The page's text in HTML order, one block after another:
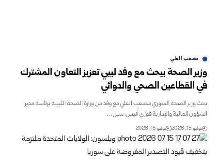
مصعب العلي
وزير الصحة يبحث مع وفد ليبي تعزيز التعاون المشترك
في ‏القطاعين الصحي والدوائي
بحث وزير الصحة السوري مصعب العلي مع وفد من وزارة ‏الصحة الليبية برئاسة مدير
الشؤون المالية والإدارية فوزي ‏أُنيس، سبل…
يوليو 15, 2026 يوليو 15, 2026